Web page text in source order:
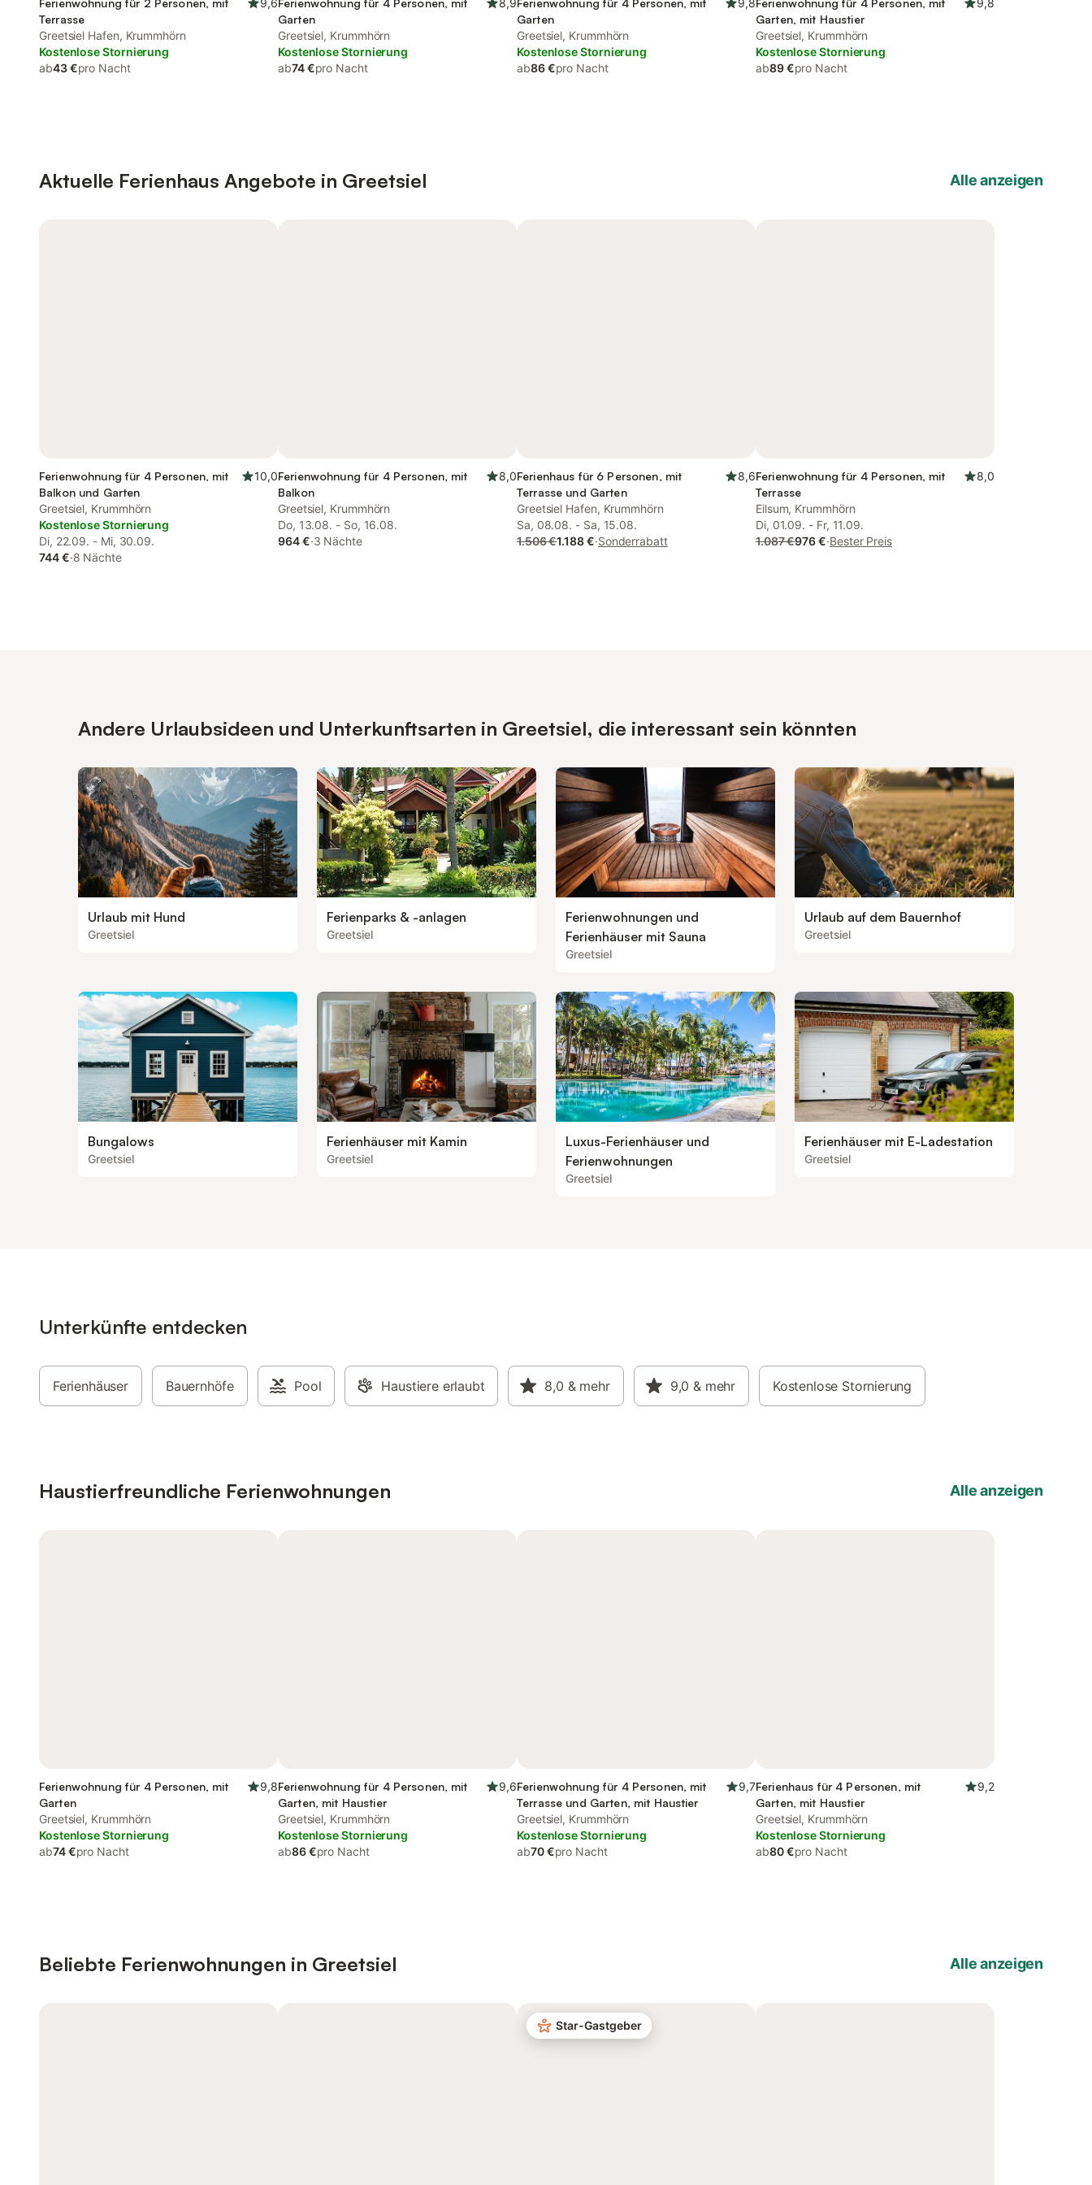
Ferienwohnung für 2 Personen, mit
Terrasse
9,6
Greetsiel Hafen, Krummhörn
Kostenlose Stornierung
ab43 €pro Nacht
Ferienwohnung für 4 Personen, mit
Garten
8,9
Greetsiel, Krummhörn
Kostenlose Stornierung
ab74 €pro Nacht
Ferienwohnung für 4 Personen, mit
Garten
9,8
Greetsiel, Krummhörn
Kostenlose Stornierung
ab86 €pro Nacht
Ferienwohnung für 4 Personen, mit
Garten, mit Haustier
9,8
Greetsiel, Krummhörn
Kostenlose Stornierung
ab89 €pro Nacht
Aktuelle Ferienhaus Angebote in Greetsiel Alle anzeigen
Ferienwohnung für 4 Personen, mit
Balkon und Garten
10,0
Greetsiel, Krummhörn
Kostenlose Stornierung
Di, 22.09. - Mi, 30.09.
744 €·8 Nächte
Ferienwohnung für 4 Personen, mit
Balkon
8,0
Greetsiel, Krummhörn
Do, 13.08. - So, 16.08.
964 €·3 Nächte
Ferienhaus für 6 Personen, mit
Terrasse und Garten
8,6
Greetsiel Hafen, Krummhörn
Sa, 08.08. - Sa, 15.08.
1.506 €1.188 €·Sonderrabatt
Ferienwohnung für 4 Personen, mit
Terrasse
8,0
Eilsum, Krummhörn
Di, 01.09. - Fr, 11.09.
1.087 €976 €·Bester Preis
Andere Urlaubsideen und Unterkunftsarten in Greetsiel, die interessant sein könnten
Urlaub mit Hund
Greetsiel
Ferienparks & -anlagen
Greetsiel
Ferienwohnungen und
Ferienhäuser mit Sauna
Greetsiel
Urlaub auf dem Bauernhof
Greetsiel
Bungalows
Greetsiel
Ferienhäuser mit Kamin
Greetsiel
Luxus-Ferienhäuser und
Ferienwohnungen
Greetsiel
Ferienhäuser mit E-Ladestation
Greetsiel
Unterkünfte entdecken
Ferienhäuser Bauernhöfe Pool Haustiere erlaubt 8,0 & mehr 9,0 & mehr Kostenlose Stornierung
Haustierfreundliche Ferienwohnungen Alle anzeigen
Ferienwohnung für 4 Personen, mit
Garten
9,8
Greetsiel, Krummhörn
Kostenlose Stornierung
ab74 €pro Nacht
Ferienwohnung für 4 Personen, mit
Garten, mit Haustier
9,6
Greetsiel, Krummhörn
Kostenlose Stornierung
ab86 €pro Nacht
Ferienwohnung für 4 Personen, mit
Terrasse und Garten, mit Haustier
9,7
Greetsiel, Krummhörn
Kostenlose Stornierung
ab70 €pro Nacht
Ferienhaus für 4 Personen, mit
Garten, mit Haustier
9,2
Greetsiel, Krummhörn
Kostenlose Stornierung
ab80 €pro Nacht
Beliebte Ferienwohnungen in Greetsiel Alle anzeigen
Star-Gastgeber